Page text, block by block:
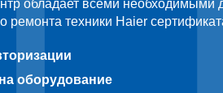
обладает всеми необходимыми
ремонта техники Haier
оборудование